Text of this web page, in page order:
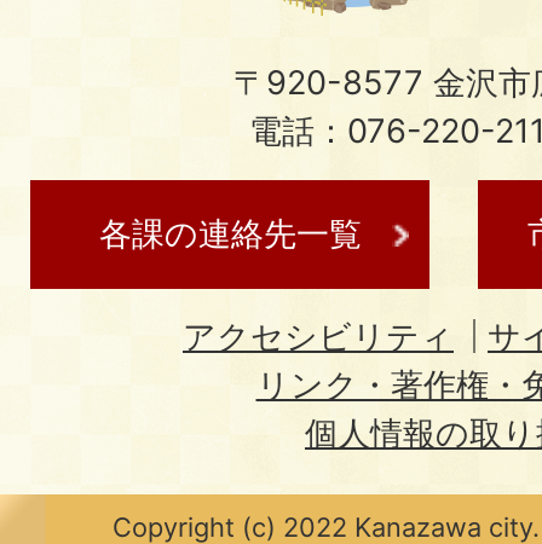
〒920-8577 金沢市
電話：076-220-
各課の連絡先一覧
アクセシビリティ
サ
リンク・著作権・
個人情報の取
Copyright (c) 2022 Kanazawa